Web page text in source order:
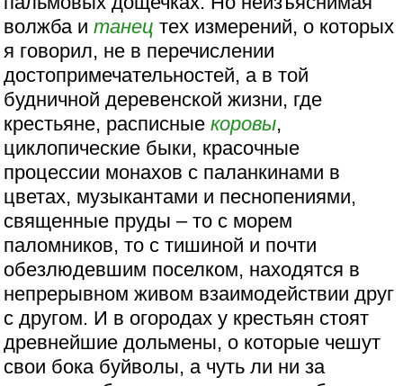
волжба итанец тех измерений, о которых
я говорил, не в перечислении
достопримечательностей, а в той
будничной деревенской жизни, где
крестьяне, расписныекоровы,
циклопические быки, красочные
процессии монахов с паланкинами в
цветах, музыкантами и песнопениями,
священные пруды – то с морем
паломников, то с тишиной и почти
обезлюдевшим поселком, находятся в
непрерывном живом взаимодействии друг
с другом. И в огородах у крестьян стоят
древнейшие дольмены, о которые чешут
свои бока буйволы, а чуть ли ни за